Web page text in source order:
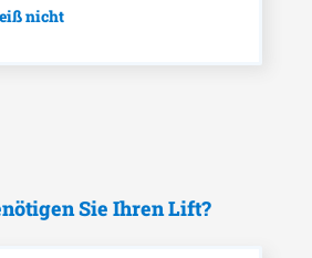
nicht
Sie Ihren Lift?